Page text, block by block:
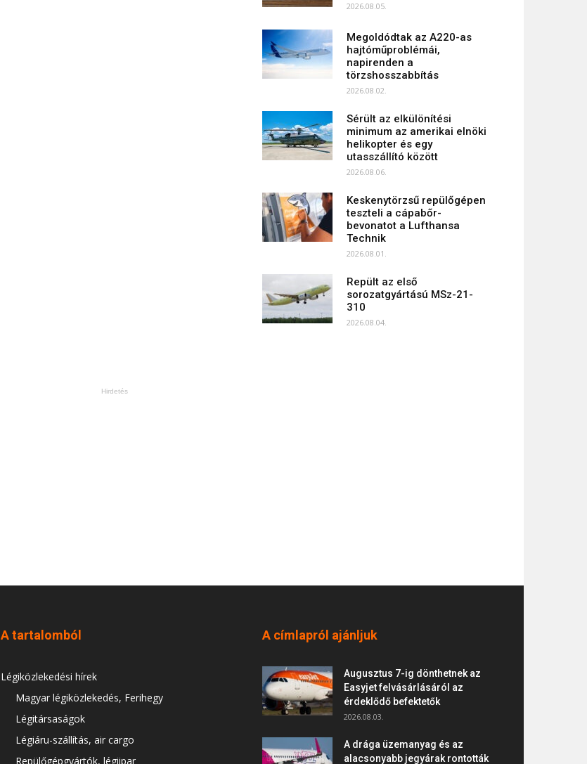
2026.08.05.
Megoldódtak az A220-as
hajtóműproblémái,
napirenden a
törzshosszabbítás
2026.08.02.
Sérült az elkülönítési
minimum az amerikai elnöki
helikopter és egy
utasszállító között
2026.08.06.
Keskenytörzsű repülőgépen
teszteli a cápabőr-
bevonatot a Lufthansa
Technik
2026.08.01.
Repült az első
sorozatgyártású MSz-21-
310
2026.08.04.
Hirdetés
A tartalomból
Légiközlekedési hírek
Magyar légiközlekedés, Ferihegy
Légitársaságok
Légiáru-szállítás, air cargo
Repülőgépgyártók, légiipar
A címlapról ajánljuk
Augusztus 7-ig dönthetnek az
Easyjet felvásárlásáról az
érdeklődő befektetők
2026.08.03.
A drága üzemanyag és az
alacsonyabb jegyárak rontották